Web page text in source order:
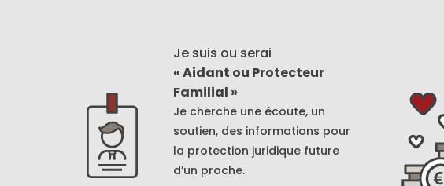
Je suis ou serai
« Aidant ou Protecteur
Familial »
Je cherche une écoute, un
soutien, des informations pour
la protection juridique future
d’un proche.